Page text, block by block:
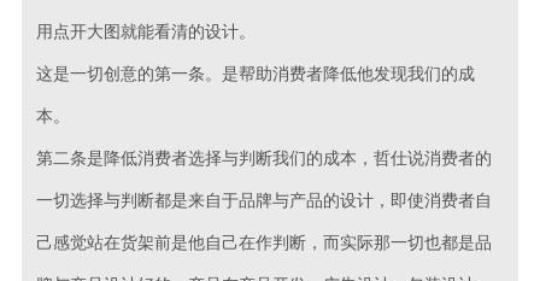
用点开大图就能看清的设计。
这是一切创意的第一条。是帮助消费者降低他发现我们的成
本。
第二条是降低消费者选择与判断我们的成本，哲仕说消费者的
一切选择与判断都是来自于品牌与产品的设计，即使消费者自
己感觉站在货架前是他自己在作判断，而实际那一切也都是品